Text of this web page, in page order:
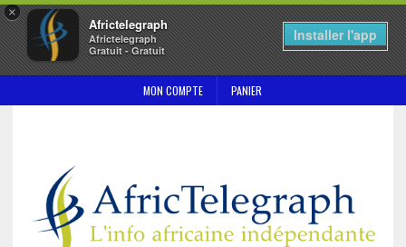
×
Africtelegraph
Africtelegraph
Gratuit - Gratuit
Installer l'app
MON COMPTE PANIER